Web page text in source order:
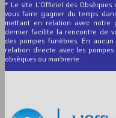
* Le site L'Officiel des
vous faire gagner du temps
mettant en relation avec notre
dernier facilite la rencontre de
des pompes funèbres. En
relation directe avec les
obsèques ou marbrerie.